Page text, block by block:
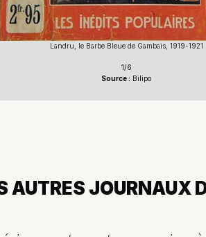
Landru, le Barbe Bleue de Gambais, 1919-1921
1/6
Source : Bilipo
AUTRES JOURNAUX